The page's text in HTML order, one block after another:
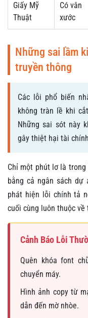
Giấy Mỹ
Thuật
Có vân
xước
Những sai lầm
truyền thông
Các lỗi phổ biến
không tràn lề khi
Những sai sót này
gây thiệt hại tài
Chỉ một phút lơ là
bằng cả ngân sách
phát hiện lỗi chính tả
cuối cùng luôn thuộc
Cảnh Báo Lỗi
Quên khóa font
chuyển máy.
Hình ảnh copy từ
dẫn đến mờ nhòe.